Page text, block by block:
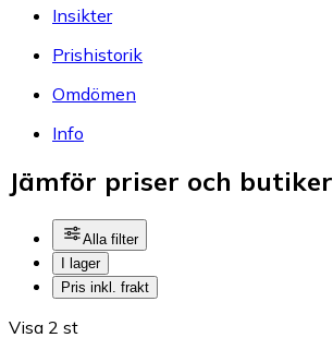
Insikter
Prishistorik
Omdömen
Info
Jämför priser och butiker
Alla filter
I lager
Pris inkl. frakt
Visa 2 st